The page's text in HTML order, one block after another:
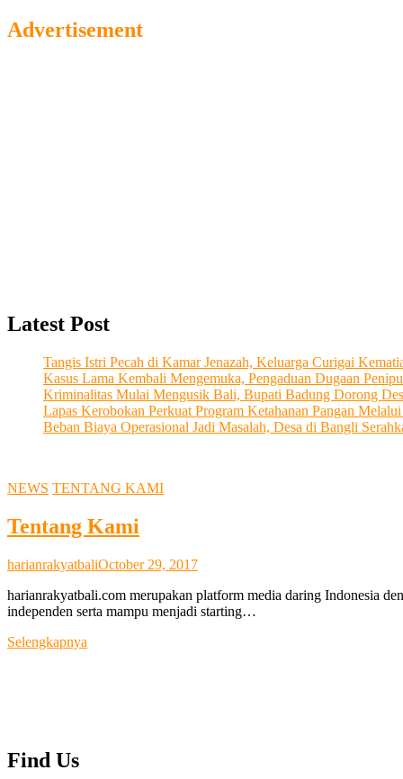
…
Advertisement
Latest Post
Tangis Istri Pecah di Kamar Jenazah, Keluarga Curigai
Kasus Lama Kembali Mengemuka, Pengaduan Dugaan
Kriminalitas Mulai Mengusik Bali, Bupati Badung Dorong
Lapas Kerobokan Perkuat Program Ketahanan Pangan
Beban Biaya Operasional Jadi Masalah, Desa di Bangli
NEWS TENTANG KAMI
Tentang Kami
harianrakyatbaliOctober 29, 2017
harianrakyatbali.com merupakan platform media daring Indonesia
independen serta mampu menjadi starting…
Selengkapnya
Find Us